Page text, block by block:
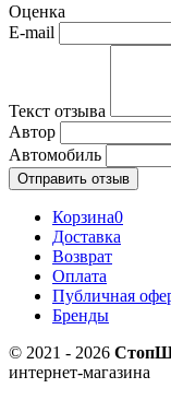
Оценка
E-mail
Текст отзыва
Автор
Автомобиль
Отправить отзыв
Корзина0
Доставка
Возврат
Оплата
Публичная
Бренды
© 2021 - 2026
интернет-магазина